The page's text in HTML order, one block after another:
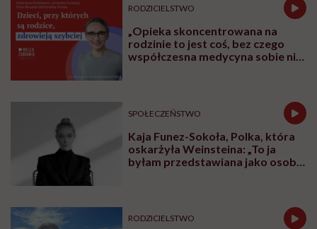
RODZICIELSTWO
„Opieka skoncentrowana na
rodzinie to jest coś, bez czego
współczesna medycyna sobie nie
SPOŁECZEŃSTWO
Kaja Funez-Sokoła, Polka, która
oskarżyła Weinsteina: „To ja
byłam przedstawiana jako osoba,
RODZICIELSTWO